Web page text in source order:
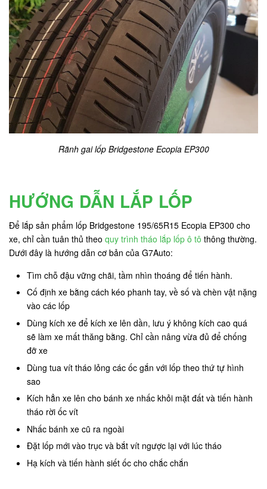
Rãnh gai lốp Bridgestone Ecopia EP300
HƯỚNG DẪN LẮP LỐP
Để lắp sản phẩm lốp Bridgestone 195/65R15 Ecopia EP300 cho
xe, chỉ cần tuân thủ theo quy trình tháo lắp lốp ô tô thông thường.
Dưới đây là hướng dẫn cơ bản của G7Auto:
Tìm chỗ đậu vững chãi, tầm nhìn thoáng để tiến hành.
Cố định xe bằng cách kéo phanh tay, về số và chèn vật nặng
vào các lốp
Dùng kích xe để kích xe lên dần, lưu ý không kích cao quá
sẽ làm xe mất thăng bằng. Chỉ cần nâng vừa đủ để chống
đỡ xe
Dùng tua vít tháo lỏng các ốc gắn với lốp theo thứ tự hình
sao
Kích hẳn xe lên cho bánh xe nhấc khỏi mặt đất và tiến hành
tháo rời ốc vít
Nhấc bánh xe cũ ra ngoài
Đặt lốp mới vào trục và bắt vít ngược lại với lúc tháo
Hạ kích và tiến hành siết ốc cho chắc chắn